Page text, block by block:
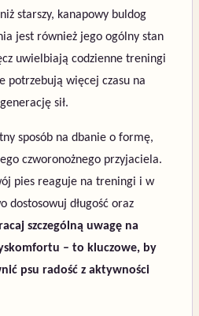
starszy, kanapowy buldog
jest również jego ogólny stan
uwielbiają codzienne treningi
potrzebują więcej czasu na
sił.
sposób na dbanie o formę,
czworonożnego przyjaciela.
pies reaguje na treningi i w
dostosowuj długość oraz
szczególną uwagę na
– to kluczowe, by
psu radość z aktywności